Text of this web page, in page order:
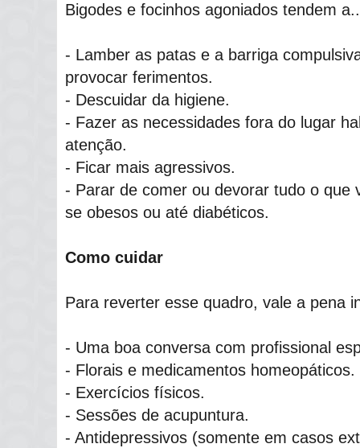
Bigodes e focinhos agoniados tendem
- Lamber as patas e a barriga
provocar ferimentos.
- Descuidar da higiene.
- Fazer as necessidades fora do lugar
atenção.
- Ficar mais agressivos.
- Parar de comer ou devorar tudo o que
se obesos ou até diabéticos.
Como cuidar
Para reverter esse quadro, vale a pena
- Uma boa conversa com profissional
- Florais e medicamentos homeopáticos.
- Exercícios físicos.
- Sessões de acupuntura.
- Antidepressivos (somente em casos